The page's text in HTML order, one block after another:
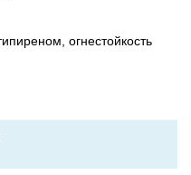
огнестойкость